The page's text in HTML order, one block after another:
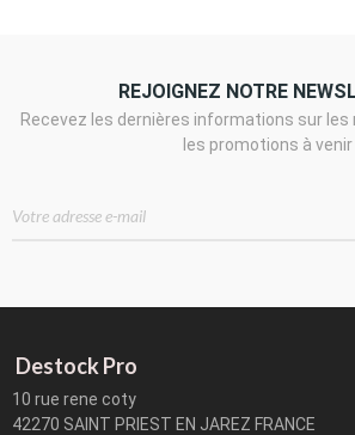
REJOIGNEZ NOTRE
Recevez les dernières informations sur
les promotions à venir
Destock Pro
10 rue rene coty
42270 SAINT PRIEST EN JAREZ FRANCE